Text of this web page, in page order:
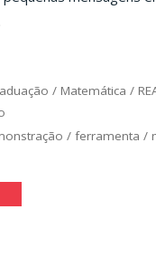
/ Matemática /
/ferramenta /